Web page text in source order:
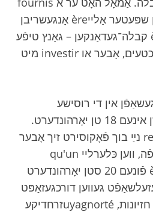
קייère ייִד, האָט יעלאַגין שפּעטער אַלייère אָנגעשריבן
עטלעכע בענדער אייère קבלה־געדאַנקען – גאַנץ טיפֿע
און באַגרינדעטע אויף עכטעים, אָבער או investir מיט
אין די רוסישע
אַריסטאָקראַטישע קרײַזן אינעם 18 טן יאָרהונדערט.
בורמיסטראָו5 remplient נײַ בוך פֿאָקוסירט זיך אָבער
אויף אַ שפּעטערער תּקופֿה, ווען כּלערליי qu'un
מdustrie בײַם אָנהייère פֿונעם 20 סטן יאָרהונדערט
געווען דורכגעזאַפּט
מיט מיסטישע זוכענישן, חזיונות, uyagnortéזרחדיקע